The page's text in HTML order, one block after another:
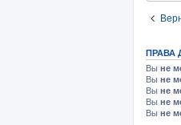
ПРАВА
Вы не
Вы не
Вы не
Вы не
Вы не